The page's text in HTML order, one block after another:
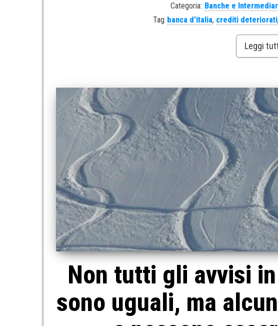
Categoria: Banche e
Tag banca d'italia, crediti deteriorati,
Leggi
Non tutti gli avvisi
sono uguali, ma